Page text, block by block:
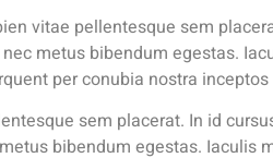
vitae pellentesque sem
metus bibendum egestas.
per conubia nostra
sem placerat. In id
bibendum egestas. Iaculis